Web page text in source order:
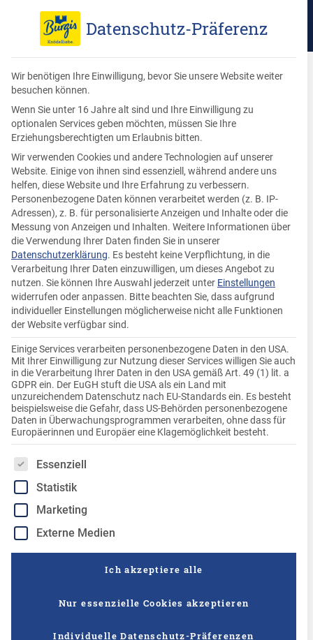
Zur Blog-Übersicht
Knödel-Freunde
Allgemein,Knödel-Freunde
Kartoffelsorte Gala
Datenschutz-Präferenz
Wir benötigen Ihre Einwilligung, bevor Sie unsere Website weiter
besuchen können.
Wenn Sie unter 16 Jahre alt sind und Ihre Einwilligung zu
optionalen Services geben möchten, müssen Sie Ihre
Erziehungsberechtigten um Erlaubnis bitten.
Wir verwenden Cookies und andere Technologien auf unserer
Website. Einige von ihnen sind essenziell, während andere uns
helfen, diese Website und Ihre Erfahrung zu verbessern.
Personenbezogene Daten können verarbeitet werden (z. B. IP-
Adressen), z. B. für personalisierte Anzeigen und Inhalte oder die
Messung von Anzeigen und Inhalten. Weitere Informationen über
die Verwendung Ihrer Daten finden Sie in unserer
Datenschutzerklärung. Es besteht keine Verpflichtung, in die
Verarbeitung Ihrer Daten einzuwilligen, um dieses Angebot zu
nutzen. Sie können Ihre Auswahl jederzeit unter Einstellungen
widerrufen oder anpassen. Bitte beachten Sie, dass aufgrund
individueller Einstellungen möglicherweise nicht alle Funktionen
der Website verfügbar sind.
Einige Services verarbeiten personenbezogene Daten in den USA.
Mit Ihrer Einwilligung zur Nutzung dieser Services willigen Sie auch
in die Verarbeitung Ihrer Daten in den USA gemäß Art. 49 (1) lit. a
GDPR ein. Der EuGH stuft die USA als ein Land mit
unzureichendem Datenschutz nach EU-Standards ein. Es besteht
beispielsweise die Gefahr, dass US-Behörden personenbezogene
Daten in Überwachungsprogrammen verarbeiten, ohne dass für
Europäerinnen und Europäer eine Klagemöglichkeit besteht.
Es folgt eine Liste der Service-Gruppen, für die eine
Essenziell
Statistik
Marketing
Externe Medien
Ich akzeptiere alle
Nur essenzielle Cookies akzeptieren
Individuelle Datenschutz-Präferenzen